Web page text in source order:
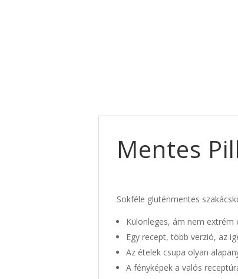
Mentes
Sokféle gluténmentes
Különleges, ám nem extrém
Egy recept, több verzió, az
Az ételek csupa olyan
A fényképek a valós